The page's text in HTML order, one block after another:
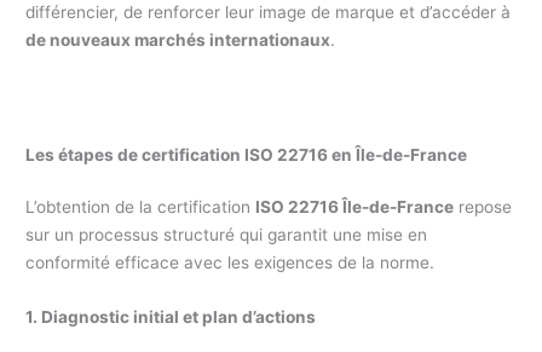
différencier, de renforcer leur image de marque et d’accéder à
de nouveaux marchés internationaux.
Les étapes de certification ISO 22716 en Île-de-France
L’obtention de la certification ISO 22716 Île-de-France repose
sur un processus structuré qui garantit une mise en
conformité efficace avec les exigences de la norme.
1. Diagnostic initial et plan d’actions